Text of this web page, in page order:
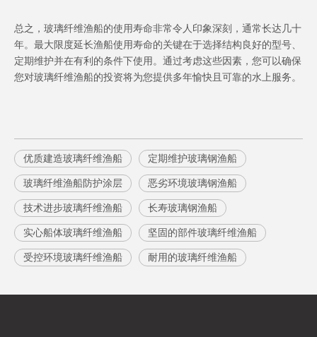
总之，玻璃纤维渔船的使用寿命非常令人印象深刻，通常长达几十
年。最大限度延长渔船使用寿命的关键在于选择结构良好的型号、
定期维护并在有利的条件下使用。通过考虑这些因素，您可以确保
您对玻璃纤维渔船的投资将为您提供多年愉快且可靠的水上服务。
优质建造玻璃纤维渔船 定期维护玻璃钢渔船
玻璃纤维渔船防护涂层 恶劣环境玻璃钢渔船
技术进步玻璃纤维渔船 长寿玻璃钢渔船
实心船体玻璃纤维渔船 坚固的部件玻璃纤维渔船
受控环境玻璃纤维渔船 耐用的玻璃纤维渔船